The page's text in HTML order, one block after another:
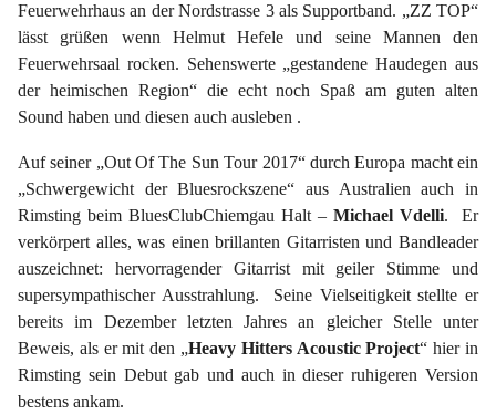
Feuerwehrhaus an der Nordstrasse 3 als Supportband. „ZZ TOP“
lässt grüßen wenn Helmut Hefele und seine Mannen den
Feuerwehrsaal rocken. Sehenswerte „gestandene Haudegen aus
der heimischen Region“ die echt noch Spaß am guten alten
Sound haben und diesen auch ausleben .
Auf seiner „Out Of The Sun Tour 2017“ durch Europa macht ein
„Schwergewicht der Bluesrockszene“ aus Australien auch in
Rimsting beim BluesClubChiemgau Halt – Michael Vdelli. Er
verkörpert alles, was einen brillanten Gitarristen und Bandleader
auszeichnet: hervorragender Gitarrist mit geiler Stimme und
supersympathischer Ausstrahlung. Seine Vielseitigkeit stellte er
bereits im Dezember letzten Jahres an gleicher Stelle unter
Beweis, als er mit den „Heavy Hitters Acoustic Project“ hier in
Rimsting sein Debut gab und auch in dieser ruhigeren Version
bestens ankam.